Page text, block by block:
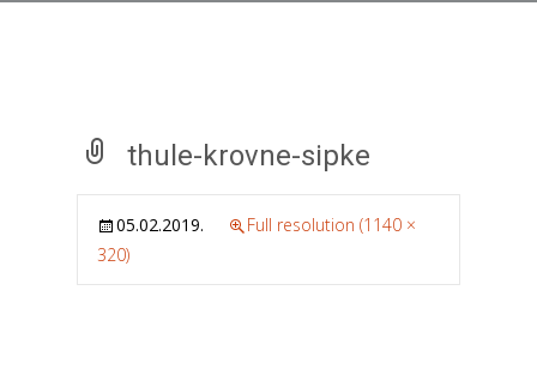
thule-krovne-sipke
05.02.2019.
Full resolution (1140 ×
320)